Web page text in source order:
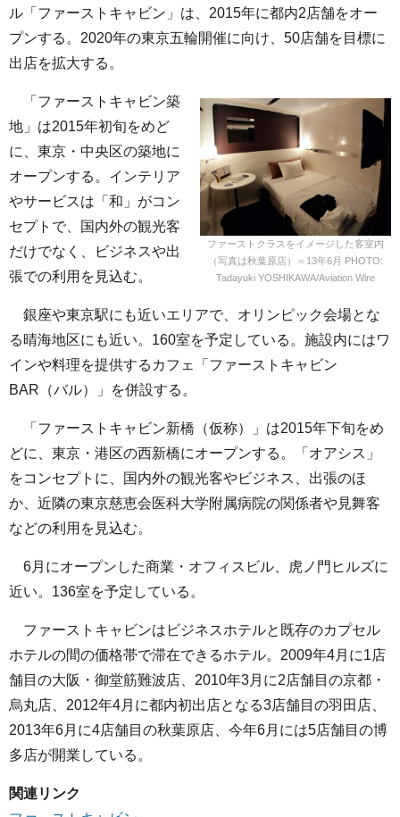
ル「ファーストキャビン」は、2015年に都内2店舗をオー
プンする。2020年の東京五輪開催に向け、50店舗を目標に
出店を拡大する。
ファーストクラスをイメージした客室内
（写真は秋葉原店）＝13年6月 PHOTO:
Tadayuki YOSHIKAWA/Aviation Wire
「ファーストキャビン築
地」は2015年初旬をめど
に、東京・中央区の築地に
オープンする。インテリア
やサービスは「和」がコン
セプトで、国内外の観光客
だけでなく、ビジネスや出
張での利用を見込む。
銀座や東京駅にも近いエリアで、オリンピック会場とな
る晴海地区にも近い。160室を予定している。施設内にはワ
インや料理を提供するカフェ「ファーストキャビン
BAR（バル）」を併設する。
「ファーストキャビン新橋（仮称）」は2015年下旬をめ
どに、東京・港区の西新橋にオープンする。「オアシス」
をコンセプトに、国内外の観光客やビジネス、出張のほ
か、近隣の東京慈恵会医科大学附属病院の関係者や見舞客
などの利用を見込む。
6月にオープンした商業・オフィスビル、虎ノ門ヒルズに
近い。136室を予定している。
ファーストキャビンはビジネスホテルと既存のカプセル
ホテルの間の価格帯で滞在できるホテル。2009年4月に1店
舗目の大阪・御堂筋難波店、2010年3月に2店舗目の京都・
烏丸店、2012年4月に都内初出店となる3店舗目の羽田店、
2013年6月に4店舗目の秋葉原店、今年6月には5店舗目の博
多店が開業している。
関連リンク